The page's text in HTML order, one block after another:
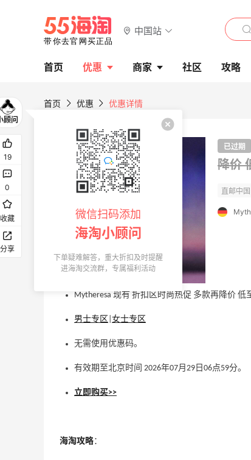
中国站
首页 优惠 商家 社区 攻略
首页 优惠 优惠详情
已过期
降价
Mytheresa 现有 折扣区时尚热促 多款再降价 低
男士专区 女士专区
无需使用优惠码。
有效期至北京时间 2026年07月29日06点59分。
立即购买>>
海淘攻略：
19
0
收藏
分享
微信扫码添加
海淘小顾问
下单疑难解答，重大折扣及时提醒
进海淘交流群，专属福利活动